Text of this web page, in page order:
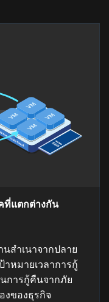
ที่แตกต่างกัน
สำเนาจากปลาย
าหมายเวลาการกู้
นการกู้คืนจากภัย
งของธุรกิจ